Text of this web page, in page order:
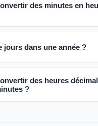
des minutes en
jours dans une année ?
des heures
?